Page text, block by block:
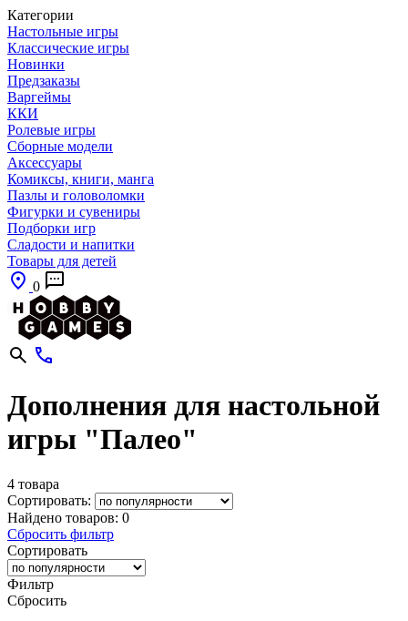
Категории
Настольные игры
Классические игры
Новинки
Предзаказы
Варгеймы
ККИ
Ролевые игры
Сборные модели
Аксессуары
Комиксы, книги, манга
Пазлы и головоломки
Фигурки и сувениры
Подборки игр
Сладости и напитки
Товары для детей
0
Дополнения для настольной
игры "Палео"
4 товара
Сортировать:
Найдено товаров: 0
Сбросить фильтр
Сортировать
Фильтр
Сбросить